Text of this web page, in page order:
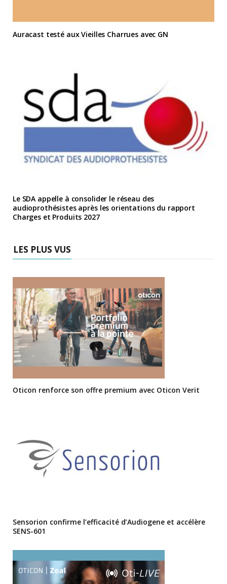
Auracast testé aux Vieilles Charrues avec GN
Le SDA appelle à consolider le réseau des
audioprothésistes après les orientations du rapport
Charges et Produits 2027
LES PLUS VUS
Oticon renforce son offre premium avec Oticon Verit
Sensorion confirme l’efficacité d’Audiogene et accélère
SENS-601